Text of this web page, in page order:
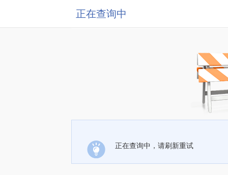
正在查询中
正在查询中，请刷新重试